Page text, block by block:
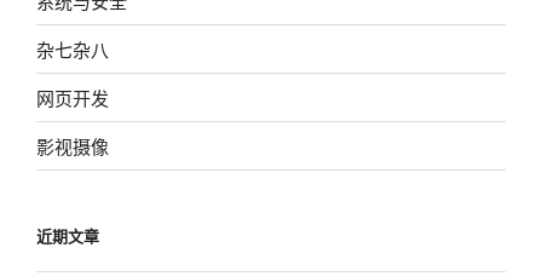
杂七杂八
网页开发
影视摄像
近期文章